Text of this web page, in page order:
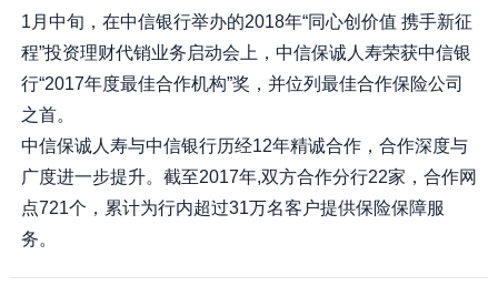
1月中旬，在中信银行举办的2018年“同心创价值 携手新征
程”投资理财代销业务启动会上，中信保诚人寿荣获中信银
行“2017年度最佳合作机构”奖，并位列最佳合作保险公司
之首。
中信保诚人寿与中信银行历经12年精诚合作，合作深度与
广度进一步提升。截至2017年,双方合作分行22家，合作网
点721个，累计为行内超过31万名客户提供保险保障服
务。